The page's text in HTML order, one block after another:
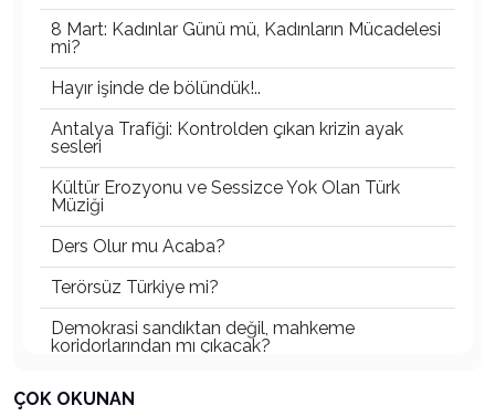
8 Mart: Kadınlar Günü mü, Kadınların Mücadelesi
mi?
Hayır işinde de bölündük!..
Antalya Trafiği: Kontrolden çıkan krizin ayak
sesleri
Kültür Erozyonu ve Sessizce Yok Olan Türk
Müziği
Ders Olur mu Acaba?
Terörsüz Türkiye mi?
Demokrasi sandıktan değil, mahkeme
koridorlarından mı çıkacak?
Gazetecinin kaderi!..
ÇOK OKUNAN